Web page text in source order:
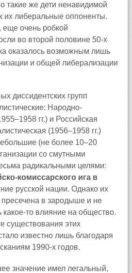
такие же дети ненавидимой
их либеральные оппоненты.
очень робкой
во второй половине 50-х
оказалось возможным лишь
и общей либерализации
диссидентских групп
Народно-
гг.) и Российская
(1956–1958 гг.)
(не более 10–20
со смутными
радикальными целями:
комиссарского ига в
русской нации. Однако их
пресечена в зародыше и не
какое-то влияние на общество.
существования этих
известно лишь благодаря
1990-х годов.
значение имел легальный,